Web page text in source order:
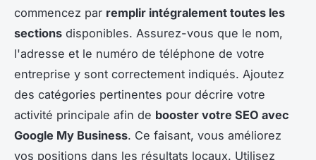
commencez par remplir intégralement toutes les
sections disponibles. Assurez-vous que le nom,
l'adresse et le numéro de téléphone de votre
entreprise y sont correctement indiqués. Ajoutez
des catégories pertinentes pour décrire votre
activité principale afin de booster votre SEO avec
Google My Business. Ce faisant, vous améliorez
vos positions dans les résultats locaux. Utilisez